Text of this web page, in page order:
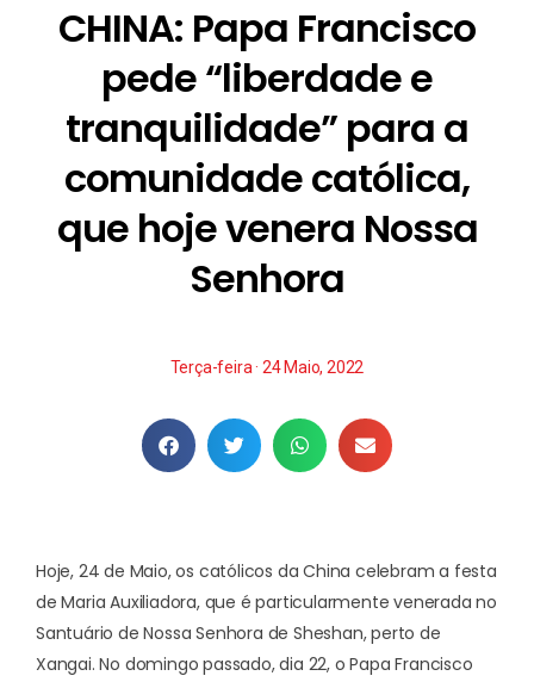
CHINA: Papa Francisco
pede “liberdade e
tranquilidade” para a
comunidade católica,
que hoje venera Nossa
Senhora
Terça-feira · 24 Maio, 2022
Hoje, 24 de Maio, os católicos da China celebram a festa
de Maria Auxiliadora, que é particularmente venerada no
Santuário de Nossa Senhora de Sheshan, perto de
Xangai. No domingo passado, dia 22, o Papa Francisco